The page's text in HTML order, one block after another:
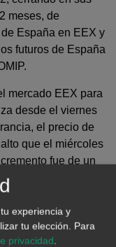
meses, de
España en EEX y
futuros de España
mercado EEX para
desde el viernes
el precio de
que el miércoles
fue de un
para el próximo
al alza desde
de ayer en
experiencia y
tu elección. Para
privacidad.